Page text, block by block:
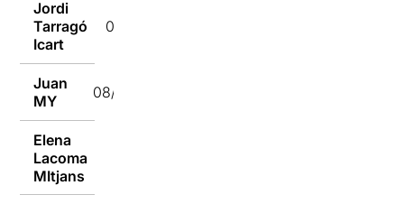
Jordi
Tarragó
Icart
08/09/2014
Juan
MY
08/09/2014
Elena
Lacoma
MItjans